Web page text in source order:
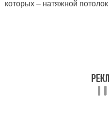
Декоративные балки
которых – натяжной